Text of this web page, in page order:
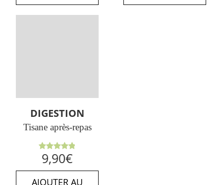
DIGESTION
Tisane après-repas
Note4.89
sur 5
9,90€
AJOUTER AU